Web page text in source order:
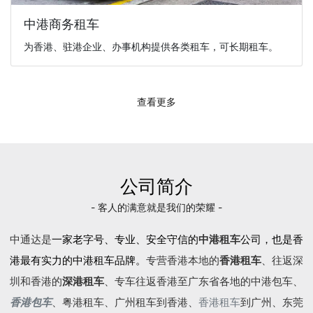
中港商务租车
为香港、驻港企业、办事机构提供各类租车，可长期租车。
查看更多
公司简介
- 客人的满意就是我们的荣耀 -
中通达是一家老字号、专业、安全守信的中港租车公司，也是香
港最有实力的中港租车品牌。 专营香港本地的香港租车、往返深
圳和香港的深港租车、专车往返香港至广东省各地的中港包车、
香港包车、 粤港租车、广州租车到香港、 香港租车到广州、东莞